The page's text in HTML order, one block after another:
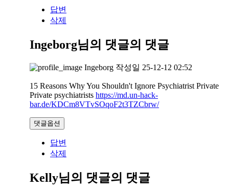
답변
삭제
Ingeborg님의 댓글의 댓글
Ingeborg 작성일 25-12-12 02:52
15 Reasons Why You Shouldn't Ignore Psychiatrist Private
Private psychiatrists https://md.un-hack-
bar.de/KDCm8VTvSOqoF2t3TZCbrw/
댓글옵션
답변
삭제
Kelly님의 댓글의 댓글